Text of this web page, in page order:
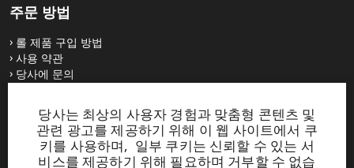
PP White TC 60 - RC18
인증된 리본에 대한 자세한 내용은 인증서를 확인하십
UL 인증은 다음 UL 웹 페이지를 통해 확인하실 수 있습
니다.
당사는 최상의 사용자 경험과 맞춤형 콘텐츠 및
관련 광고를 제공하기 위해 이 웹 사이트에서 쿠
키를 사용하며, 일부 쿠키는 신뢰할 수 있는 서
비스를 제공하기 위해 필요하며 거부할 수 없습
주문 방법
롤 제품 구입 방법
사용 약관
당사에 문의
웹사이트
UPM Raflatac Graphics Solutions